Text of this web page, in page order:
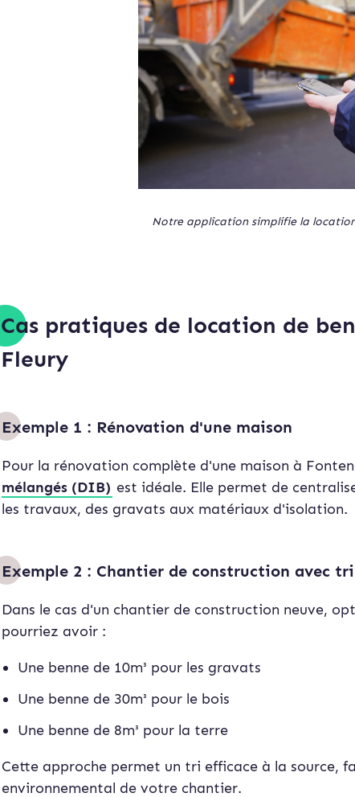
Notre application simplifie la
Cas pratiques de location de
Fleury
Exemple 1 : Rénovation d'une maison
Pour la rénovation complète d'une maison à
mélangés (DIB) est idéale. Elle permet de
les travaux, des gravats aux matériaux d'isolation.
Exemple 2 : Chantier de construction avec
Dans le cas d'un chantier de construction neuve,
pourriez avoir :
Une benne de 10m³ pour les gravats
Une benne de 30m³ pour le bois
Une benne de 8m³ pour la terre
Cette approche permet un tri efficace à la source,
environnemental de votre chantier.